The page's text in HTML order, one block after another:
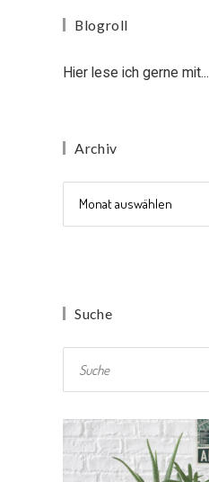
Blogroll
Hier lese ich gerne mit...
Archiv
Suche